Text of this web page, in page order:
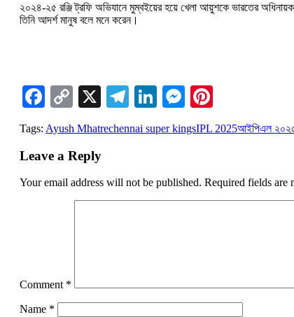
২০২৪-২৫ রঞ্জি ট্রফি অভিযানে মুম্বইয়ের হয়ে খেলা আয়ুশকে ভারতের অধিনায়ক
তিনি আদর্শ মানুষ বলে মনে করেন।
Facebook
Copy
Link
X Telegram
LinkedIn
Messenger
Tags: Ayush Mhatrechennai super kingsIPL 2025আইপিএল
Leave a Reply
Your email address will not be published. Required fields are
Comment *
Name *